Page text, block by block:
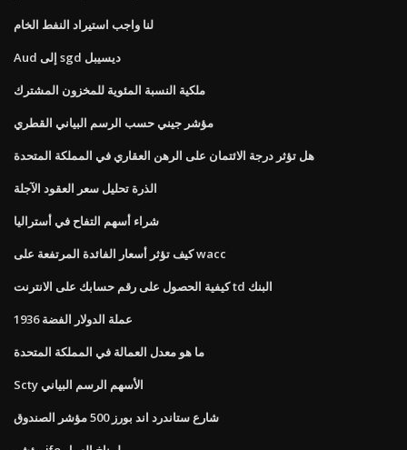
لنا واجب استيراد النفط الخام
Aud إلى sgd ديسيبل
ملكية النسبة المئوية للمخزون المشترك
مؤشر جيني حسب الرسم البياني القطري
هل تؤثر درجة الائتمان على الرهن العقاري في المملكة المتحدة
الذرة تحليل سعر العقود الآجلة
شراء أسهم التفاح في أستراليا
كيف تؤثر أسعار الفائدة المرتفعة على wacc
كيفية الحصول على رقم حسابك على الانترنت td البنك
1936 عملة الدولار الفضة
ما هو معدل العمالة في المملكة المتحدة
Scty الأسهم الرسم البياني
شارع ستاندرد اند بورز 500 مؤشر الصندوق